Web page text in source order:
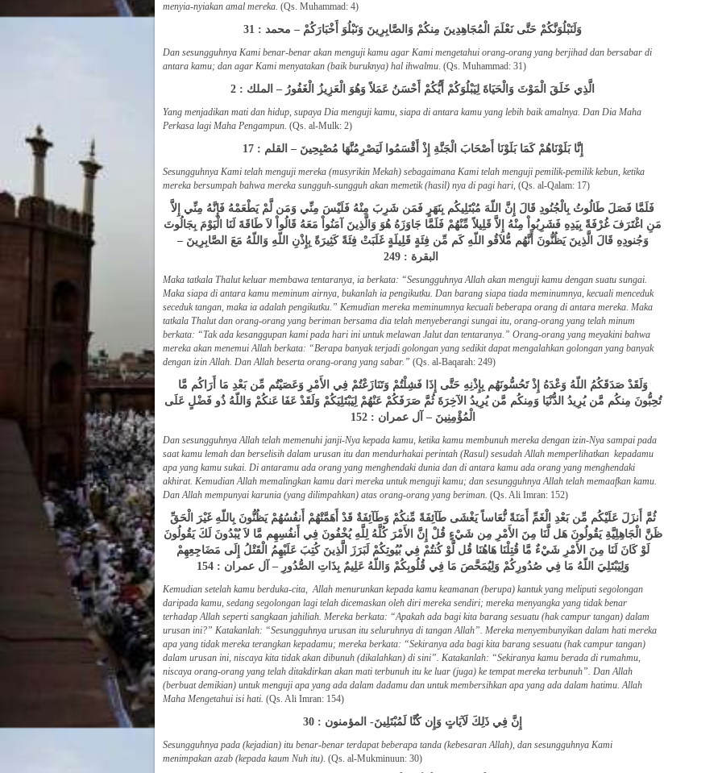
menyia-nyiakan amal mereka. (Qs. Muhammad: 4)
وَلَنَبْلُوَنَّكُمْ حَتَّى نَعْلَمَ الْمُجَاهِدِينَ مِنكُمْ وَالصَّابِرِينَ وَنَبْلُوَ أَخْبَارَكُمْ – محمد : 31
Dan sesungguhnya Kami benar-benar akan menguji kamu agar Kami mengetahui orang-orang yang berjihad dan bersabar di
antara kamu; dan agar Kami menyatakan (baik buruknya) hal ihwalmu. (Qs. Muhammad: 31)
الَّذِي خَلَقَ الْمَوْتَ وَالْحَيَاةَ لِيَبْلُوَكُمْ أَيُّكُمْ أَحْسَنُ عَمَلاً وَهُوَ الْعَزِيزُ الْغَفُورُ – الملك : 2
Yang menjadikan mati dan hidup, supaya Dia menguji kamu, siapa di antara kamu yang lebih baik amalnya. Dan Dia Maha
Perkasa lagi Maha Pengampun. (Qs. al-Mulk: 2)
إِنَّا بَلَوْنَاهُمْ كَمَا بَلَوْنَا أَصْحَابَ الْجَنَّةِ إِذْ أَقْسَمُوا لَيَصْرِمُنَّهَا مُصْبِحِينَ – القلم : 17
Sesungguhnya Kami telah menguji mereka (musyrikin Mekah) sebagaimana Kami telah menguji pemilik-pemilik kebun, ketika
mereka bersumpah bahwa mereka sungguh-sungguh akan memetik (hasil) nya di pagi hari, (Qs. al-Qalam: 17)
فَلَمَّا فَصَلَ طَالُوتُ بِالْجُنُودِ قَالَ إِنَّ اللّهَ مُبْتَلِيكُم بِنَهَرٍ فَمَن شَرِبَ مِنْهُ فَلَيْسَ مِنِّي وَمَن لَّمْ يَطْعَمْهُ فَإِنَّهُ مِنِّي إِلاَّ
مَنِ اغْتَرَفَ غُرْفَةً بِيَدِهِ فَشَرِبُواْ مِنْهُ إِلاَّ قَلِيلاً مِّنْهُمْ فَلَمَّا جَاوَزَهُ هُوَ وَالَّذِينَ آمَنُواْ مَعَهُ قَالُواْ لاَ طَاقَةَ لَنَا الْيَوْمَ بِجَالُوتَ
وَجُنودِهِ قَالَ الَّذِينَ يَظُنُّونَ أَنَّهُم مُّلاَقُو اللّهِ كَم مِّن فِئَةٍ قَلِيلَةٍ غَلَبَتْ فِئَةً كَثِيرَةً بِإِذْنِ اللّهِ وَاللّهُ مَعَ الصَّابِرِينَ –
البقرة : 249
Maka tatkala Thalut keluar membawa tentaranya, ia berkata: “Sesungguhnya Allah akan menguji kamu dengan suatu sungai.
Maka siapa di antara kamu meminum airnya, bukanlah ia pengikutku. Dan barang siapa tiada meminumnya, kecuali menceduk
seceduk tangan, maka ia adalah pengikutku.” Kemudian mereka meminumnya kecuali beberapa orang di antara mereka. Maka
tatkala Thalut dan orang-orang yang beriman bersama dia telah menyeberangi sungai itu, orang-orang yang telah minum
berkata: “Tak ada kesanggupan kami pada hari ini untuk melawan Jalut dan tentaranya.” Orang-orang yang meyakini bahwa
mereka akan menemui Allah berkata: “Berapa banyak terjadi golongan yang sedikit dapat mengalahkan golongan yang banyak
dengan izin Allah. Dan Allah beserta orang-orang yang sabar.” (Qs. al-Baqarah: 249)
وَلَقَدْ صَدَقَكُمُ اللّهُ وَعْدَهُ إِذْ تَحُسُّونَهُم بِإِذْنِهِ حَتَّى إِذَا فَشِلْتُمْ وَتَنَازَعْتُمْ فِي الأَمْرِ وَعَصَيْتُم مِّن بَعْدِ مَا أَرَاكُم مَّا
تُحِبُّونَ مِنكُم مَّن يُرِيدُ الدُّنْيَا وَمِنكُم مَّن يُرِيدُ الآخِرَةَ ثُمَّ صَرَفَكُمْ عَنْهُمْ لِيَبْتَلِيَكُمْ وَلَقَدْ عَفَا عَنكُمْ وَاللّهُ ذُو فَضْلٍ عَلَى
الْمُؤْمِنِينَ – آل عمران : 152
Dan sesungguhnya Allah telah memenuhi janji-Nya kepada kamu, ketika kamu membunuh mereka dengan izin-Nya sampai pada
saat kamu lemah dan berselisih dalam urusan itu dan mendurhakai perintah (Rasul) sesudah Allah memperlihatkan kepadamu
apa yang kamu sukai. Di antaramu ada orang yang menghendaki dunia dan di antara kamu ada orang yang menghendaki
akhirat. Kemudian Allah memalingkan kamu dari mereka untuk menguji kamu; dan sesungguhnya Allah telah memaafkan kamu.
Dan Allah mempunyai karunia (yang dilimpahkan) atas orang-orang yang beriman. (Qs. Ali Imran: 152)
ثُمَّ أَنزَلَ عَلَيْكُم مِّن بَعْدِ الْغَمِّ أَمَنَةً نُّعَاساً يَغْشَى طَآئِفَةً مِّنكُمْ وَطَآئِفَةٌ قَدْ أَهَمَّتْهُمْ أَنفُسُهُمْ يَظُنُّونَ بِاللّهِ غَيْرَ الْحَقِّ
ظَنَّ الْجَاهِلِيَّةِ يَقُولُونَ هَل لَّنَا مِنَ الأَمْرِ مِن شَيْءٍ قُلْ إِنَّ الأَمْرَ كُلَّهُ لِلَّهِ يُخْفُونَ فِي أَنفُسِهِم مَّا لاَ يُبْدُونَ لَكَ يَقُولُونَ
لَوْ كَانَ لَنَا مِنَ الأَمْرِ شَيْءٌ مَّا قُتِلْنَا هَاهُنَا قُل لَّوْ كُنتُمْ فِي بُيُوتِكُمْ لَبَرَزَ الَّذِينَ كُتِبَ عَلَيْهِمُ الْقَتْلُ إِلَى مَضَاجِعِهِمْ
وَلِيَبْتَلِيَ اللّهُ مَا فِي صُدُورِكُمْ وَلِيُمَحَّصَ مَا فِي قُلُوبِكُمْ وَاللّهُ عَلِيمٌ بِذَاتِ الصُّدُورِ – آل عمران : 154
Kemudian setelah kamu berduka-cita, Allah menurunkan kepada kamu keamanan (berupa) kantuk yang meliputi segolongan
daripada kamu, sedang segolongan lagi telah dicemaskan oleh diri mereka sendiri; mereka menyangka yang tidak benar
terhadap Allah seperti sangkaan jahiliah. Mereka berkata: “Apakah ada bagi kita barang sesuatu (hak campur tangan) dalam
urusan ini?” Katakanlah: “Sesungguhnya urusan itu seluruhnya di tangan Allah”. Mereka menyembunyikan dalam hati mereka
apa yang tidak mereka terangkan kepadamu; mereka berkata: “Sekiranya ada bagi kita barang sesuatu (hak campur tangan)
dalam urusan ini, niscaya kita tidak akan dibunuh (dikalahkan) di sini”. Katakanlah: “Sekiranya kamu berada di rumahmu,
niscaya orang-orang yang telah ditakdirkan akan mati terbunuh itu ke luar (juga) ke tempat mereka terbunuh”. Dan Allah
(berbuat demikian) untuk menguji apa yang ada dalam dadamu dan untuk membersihkan apa yang ada dalam hatimu. Allah
Maha Mengetahui isi hati. (Qs. Ali Imran: 154)
إِنَّ فِي ذَلِكَ لَآيَاتٍ وَإِن كُنَّا لَمُبْتَلِينَ- المؤمنون : 30
Sesungguhnya pada (kejadian) itu benar-benar terdapat beberapa tanda (kebesaran Allah), dan sesungguhnya Kami
menimpakan azab (kepada kaum Nuh itu). (Qs. al-Mukminuun: 30)